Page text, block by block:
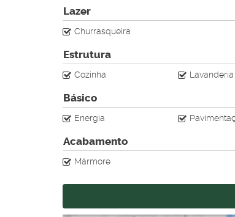
Lazer
Churrasqueira
Estrutura
Cozinha Lavanderia
Básico
Energia
Acabamento
Mármore